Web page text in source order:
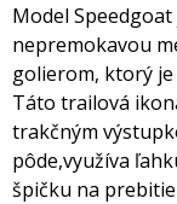
Model
nepremokavou
golierom, ktorý
Táto trailová
trakčným
pôde,využíva
špičku na